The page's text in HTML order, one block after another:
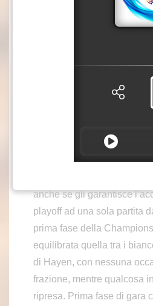
e nessuna rete per la
che esce con un punto
anche se gli garantisce
playoff ad una sola partita
prima fase della
equilibrata quella tra i
di Hayen, con nessuna
frazione, mentre qualcosa
ripresa. Prima fase di gara